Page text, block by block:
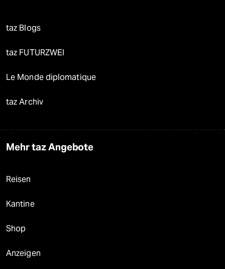
taz Blogs
taz FUTURZWEI
Le Monde diplomatique
taz Archiv
Mehr taz Angebote
Reisen
Kantine
Shop
Anzeigen